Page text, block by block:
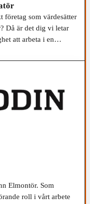
företag som värdesätter
Då är det dig vi letar
att arbeta i en
Elmontör. Som
roll i vårt arbete